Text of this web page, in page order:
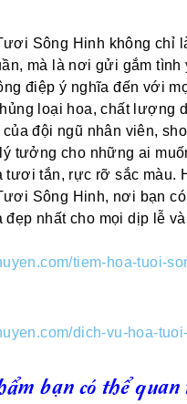
Sông Hinh không chỉ
mà là nơi gửi gắm tình
điệp ý nghĩa đến với
loại hoa, chất lượng
đội ngũ nhân viên,
tưởng cho những ai
tươi tắn, rực rỡ sắc màu.
Sông Hinh, nơi bạn
đẹp nhất cho mọi dịp lễ
tiem-hoa-tuoi-
dich-vu-hoa-
bạn có thể quan